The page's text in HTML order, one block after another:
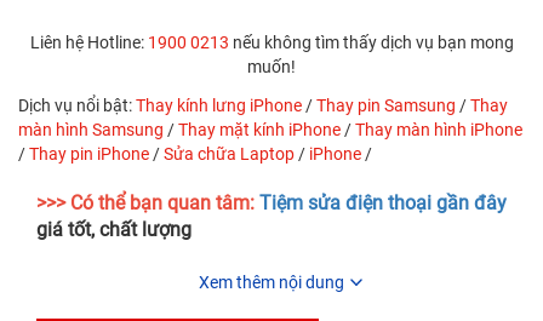
Liên hệ Hotline: 1900 0213 nếu không tìm thấy dịch vụ bạn mong
muốn!
Dịch vụ nổi bật:Thay kính lưng iPhone /Thay pin Samsung /Thay
màn hình Samsung /Thay mặt kính iPhone /Thay màn hình iPhone
/Thay pin iPhone /Sửa chữa Laptop / iPhone /
>>> Có thể bạn quan tâm: Tiệm sửa điện thoại gần đây
giá tốt, chất lượng
Xem thêm nội dung